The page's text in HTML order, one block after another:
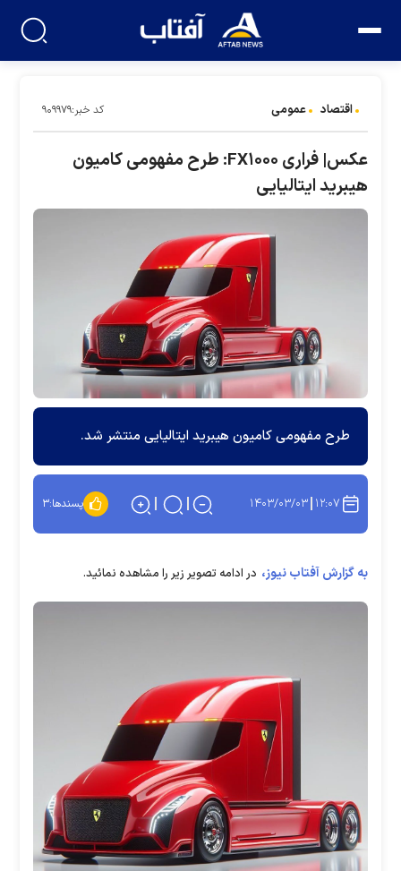
اقتصاد عمومی کد خبر:۹۰۹۹۷۹
عکس| فراری FX۱۰۰۰: طرح مفهومی کامیون
هیبرید ایتالیایی
طرح مفهومی کامیون هیبرید ایتالیایی منتشر شد.
۱۲:۰۷ ۱۴۰۳/۰۳/۰۳ پسندها:۳
به گزارش آفتاب نیوز، در ادامه تصویر زیر را مشاهده نمائید.